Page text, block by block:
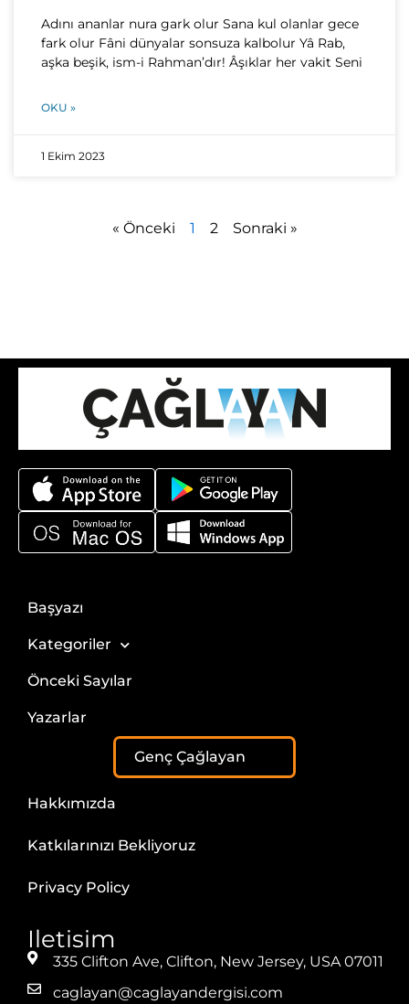
Adını ananlar nura gark olur Sana kul olanlar gece
fark olur Fâni dünyalar sonsuza kalbolur Yâ Rab,
aşka beşik, ism-i Rahman’dır! Âşıklar her vakit Seni
OKU »
1 Ekim 2023
« Önceki 1 2 Sonraki »
Başyazı
Kategoriler
Önceki Sayılar
Yazarlar
Genç Çağlayan
Hakkımızda
Katkılarınızı Bekliyoruz
Privacy Policy
Iletisim
335 Clifton Ave, Clifton, New Jersey, USA 07011
caglayan@caglayandergisi.com